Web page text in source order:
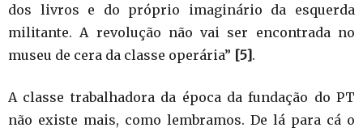
dos livros e do próprio imaginário da esquerda
militante. A revolução não vai ser encontrada no
museu de cera da classe operária” [5].
A classe trabalhadora da época da fundação do PT
não existe mais, como lembramos. De lá para cá o